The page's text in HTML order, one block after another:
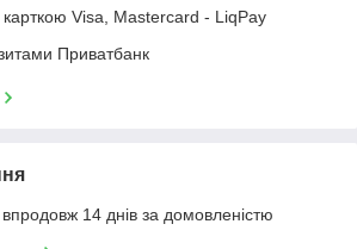
Visa, Mastercard - LiqPay
Приватбанк
14 днів за домовленістю